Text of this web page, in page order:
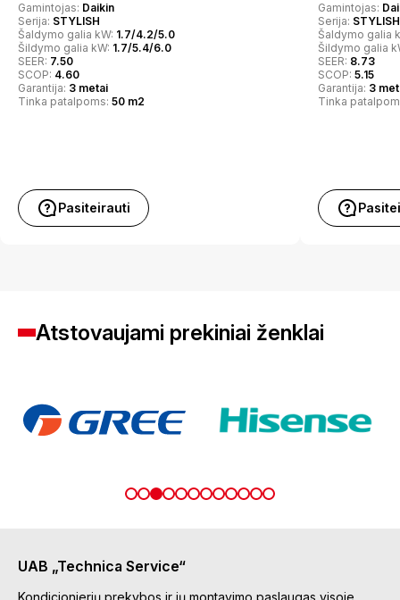
Gamintojas: Daikin
Serija: STYLISH
Šaldymo galia kW: 1.7/4.2/5.0
Šildymo galia kW: 1.7/5.4/6.0
SEER: 7.50
SCOP: 4.60
Garantija: 3 metai
Tinka patalpoms: 50 m2
Pasiteirauti
Gamintojas:
Serija: STYLISH
Šaldymo galia
Šildymo galia
SEER: 8.73
SCOP: 5.15
Garantija: 3
Tinka
Atstovaujami prekiniai ženklai
UAB „Technica Service“
Kondicionierių prekybos ir jų montavimo paslaugas visoje